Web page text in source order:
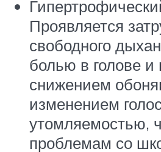
Проявляется
свободного
болью в голове и
снижением
изменением
утомляемостью,
проблемам со